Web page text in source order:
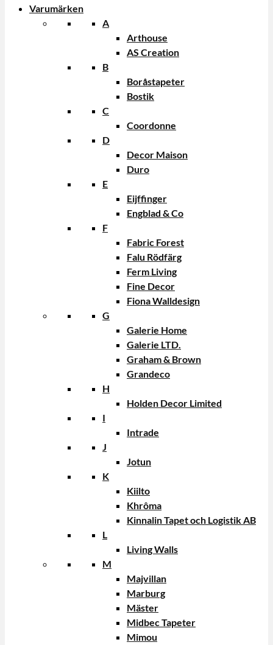
Varumärken
A
Arthouse
AS Creation
B
Boråstapeter
Bostik
C
Coordonne
D
Decor Maison
Duro
E
Eijffinger
Engblad & Co
F
Fabric Forest
Falu Rödfärg
Ferm Living
Fine Decor
Fiona Walldesign
G
Galerie Home
Galerie LTD.
Graham & Brown
Grandeco
H
Holden Decor Limited
I
Intrade
J
Jotun
K
Kiilto
Khrôma
Kinnalin Tapet och Logistik AB
L
Living Walls
M
Majvillan
Marburg
Mäster
Midbec Tapeter
Mimou